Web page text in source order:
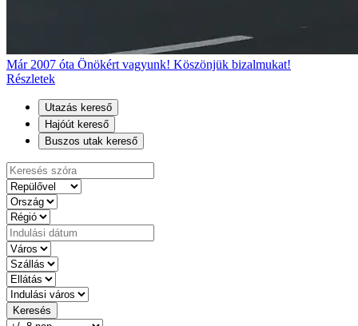
Már 2007 óta Önökért vagyunk! Köszönjük bizalmukat!
Részletek
Utazás kereső
Hajóút kereső
Buszos utak kereső
Keresés